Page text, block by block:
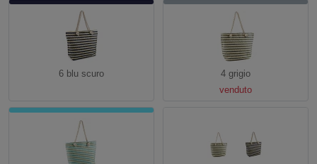
6 blu scuro
4 grigio
venduto